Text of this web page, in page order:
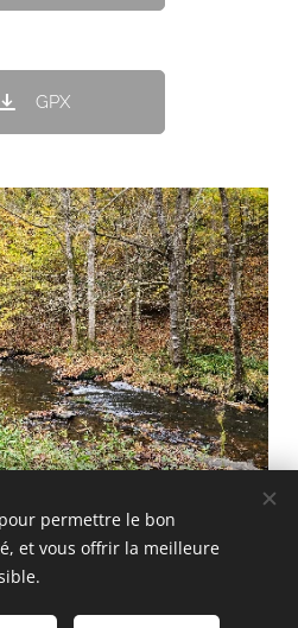
GPX
permettre le bon
et vous offrir la meilleure